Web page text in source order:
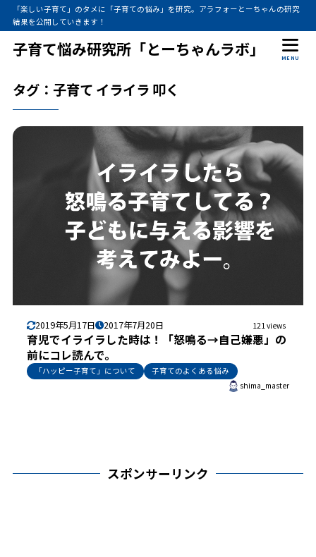
「楽しい子育て」のタメに「子育ての悩み」を研究。アラフォーとーちゃんの研究
結果を公開していきます！
子育て悩み研究所「とーちゃんラボ」 MENU
タグ：子育て イライラ 叩く
2019年5月17日 2017年7月20日 121 views
育児でイライラした時は！「怒鳴る→自己嫌悪」の
前にコレ読んで。
「ハッピー子育て」について
子育てのよくある悩み
shima_master
スポンサーリンク